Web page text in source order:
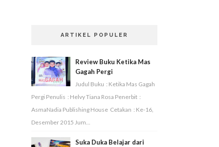
ARTIKEL POPULER
Review Buku Ketika Mas
Gagah Pergi
Judul Buku : Ketika Mas Gagah
Pergi Penulis : Helvy Tiana Rosa Penerbit :
AsmaNadia Publishing House Cetakan : Ke-16,
Desember 2015 Jum...
Suka Duka Belajar dari